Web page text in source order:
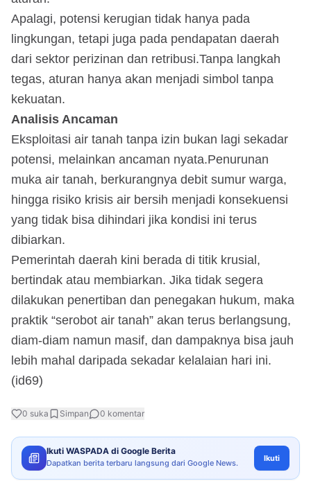
Apalagi, potensi kerugian tidak hanya pada
lingkungan, tetapi juga pada pendapatan daerah
dari sektor perizinan dan retribusi.Tanpa langkah
tegas, aturan hanya akan menjadi simbol tanpa
kekuatan.
Analisis Ancaman
Eksploitasi air tanah tanpa izin bukan lagi sekadar
potensi, melainkan ancaman nyata.Penurunan
muka air tanah, berkurangnya debit sumur warga,
hingga risiko krisis air bersih menjadi konsekuensi
yang tidak bisa dihindari jika kondisi ini terus
dibiarkan.
Pemerintah daerah kini berada di titik krusial,
bertindak atau membiarkan. Jika tidak segera
dilakukan penertiban dan penegakan hukum, maka
praktik “serobot air tanah” akan terus berlangsung,
diam-diam namun masif, dan dampaknya bisa jauh
lebih mahal daripada sekadar kelalaian hari ini.
(id69)
0 suka Simpan 0 komentar
Ikuti WASPADA di Google Berita
Dapatkan berita terbaru langsung dari Google News. Ikuti